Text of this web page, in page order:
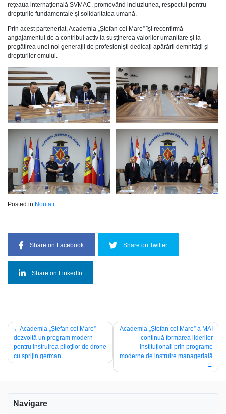
rețeaua internațională SVMAC, promovând incluziunea, respectul pentru
drepturile fundamentale și solidaritatea umană.
Prin acest parteneriat, Academia „Ștefan cel Mare” își reconfirmă
angajamentul de a contribui activ la susținerea valorilor umanitare și la
pregătirea unei noi generații de profesioniști dedicați apărării demnității și
drepturilor omului.
Posted in Noutati
Share on Facebook Share on Twitter
Share on LinkedIn
Navigare
în
articole
Academia „Ștefan cel Mare”
dezvoltă un program modern
pentru instruirea piloților de drone
cu sprijin german
Academia „Ștefan cel Mare” a MAI
continuă formarea liderilor
instituționali prin programe
moderne de instruire managerială
Navigare